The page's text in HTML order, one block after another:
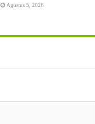
Agustus 5, 2026